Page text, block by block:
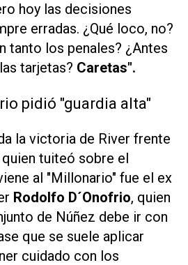
hoy las decisiones
erradas. ¿Qué loco, no?
tanto los penales? ¿Antes
tarjetas? Caretas".
pidió "guardia alta"
la victoria de River frente
tuiteó sobre el
al "Millonario" fue el ex
Rodolfo D´Onofrio, quien
de Núñez debe ir con
que se suele aplicar
cuidado con los